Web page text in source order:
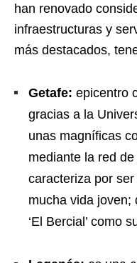
han renovado
infraestructuras y
más destacados,
Getafe: epicentro
gracias a la
unas magníficas
mediante la red
caracteriza por
mucha vida joven;
‘El Bercial’ como